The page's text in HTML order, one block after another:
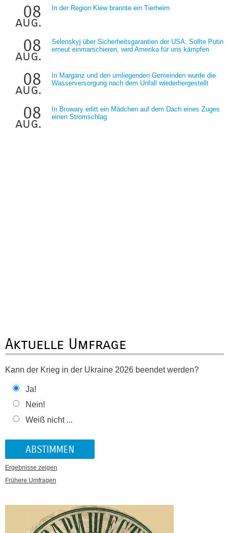
08
aug.
In der Region Kiew brannte ein Tierheim
08
aug.
Selenskyj über Sicherheitsgarantien der USA: Sollte Putin
erneut einmarschieren, wird Amerika für uns kämpfen
08
aug.
In Marganz und den umliegenden Gemeinden wurde die
Wasserversorgung nach dem Unfall wiederhergestellt
08
aug.
In Browary erlitt ein Mädchen auf dem Dach eines Zuges
einen Stromschlag
Aktuelle Umfrage
Kann der Krieg in der Ukraine 2026 beendet werden?
Ja!
Nein!
Weiß nicht ...
Ergebnisse zeigen
Frühere Umfragen